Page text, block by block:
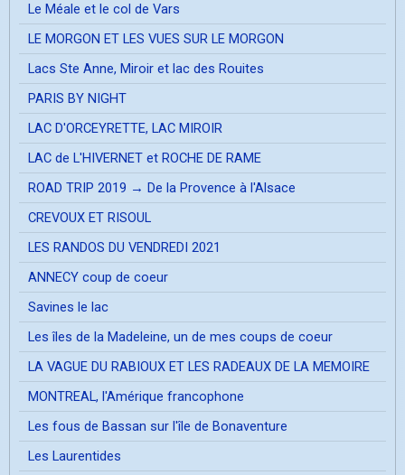
Le Méale et le col de Vars
LE MORGON ET LES VUES SUR LE MORGON
Lacs Ste Anne, Miroir et lac des Rouites
PARIS BY NIGHT
LAC D'ORCEYRETTE, LAC MIROIR
LAC de L'HIVERNET et ROCHE DE RAME
ROAD TRIP 2019 → De la Provence à l'Alsace
CREVOUX ET RISOUL
LES RANDOS DU VENDREDI 2021
ANNECY coup de coeur
Savines le lac
Les îles de la Madeleine, un de mes coups de coeur
LA VAGUE DU RABIOUX ET LES RADEAUX DE LA MEMOIRE
MONTREAL, l'Amérique francophone
Les fous de Bassan sur l'île de Bonaventure
Les Laurentides